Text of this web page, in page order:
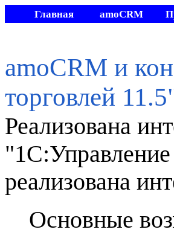
Главная amoCRM
amoCRM и
торговлей
Реализована
реализована
Основные